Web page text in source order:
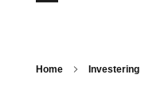
Home Investering